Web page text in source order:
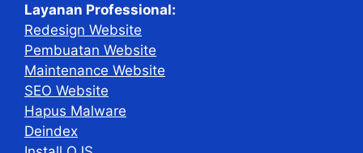
Layanan Professional:
Redesign Website
Pembuatan Website
Maintenance Website
SEO Website
Hapus Malware
Deindex